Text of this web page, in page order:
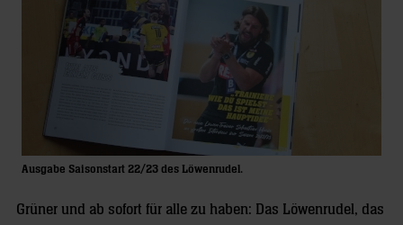
Ausgabe Saisonstart 22/23 des Löwenrudel.
Grüner und ab sofort für alle zu haben: Das Löwenrudel, das